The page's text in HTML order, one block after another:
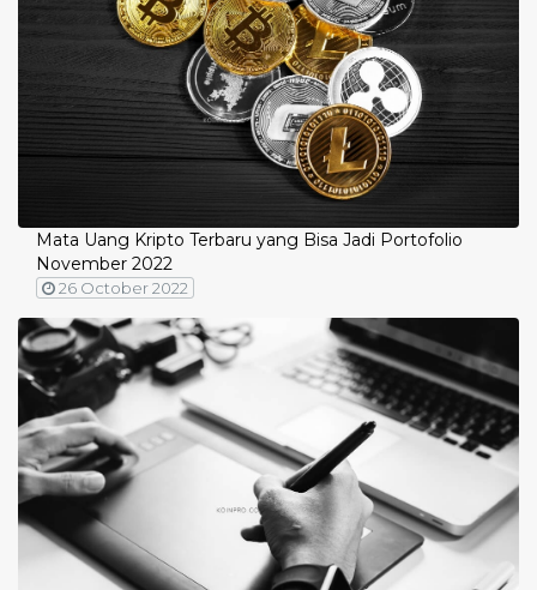
Mata Uang Kripto Terbaru yang Bisa Jadi Portofolio
November 2022
26 October 2022